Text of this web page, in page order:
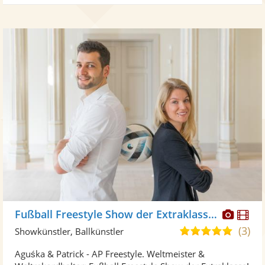
Fußball Freestyle Show der Extraklasse - Aguśka & Patrick
5,0(3)
Showkünstler, Ballkünstler
Aguśka & Patrick - AP Freestyle. Weltmeister &